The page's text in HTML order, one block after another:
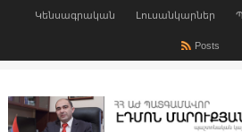
Կենսագրական Լուսանկարներ
Posts